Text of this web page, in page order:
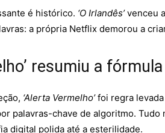
é histórico. ‘O Irlandês’venceu
a própria Netflix demorou a
resumiu a
‘Alerta Vermelho’foi regra levada
palavras-chave de algoritmo.
digital polida até a esterilidade.